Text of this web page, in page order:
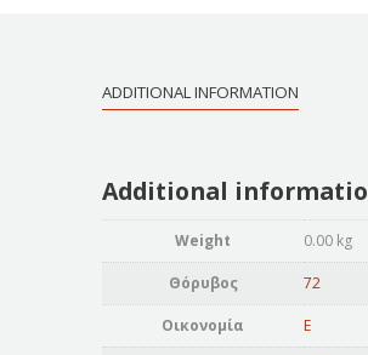
ADDITIONAL INFORMATION
Additional
Weight 0.00 kg
Θόρυβος 72
Οικονομία E